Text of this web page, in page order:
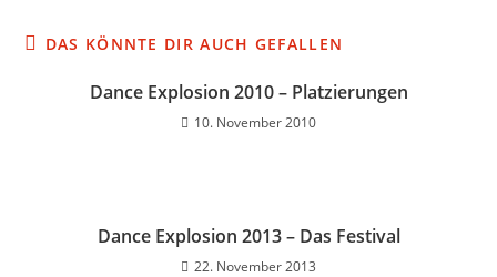
DAS KÖNNTE DIR AUCH GEFALLEN
Dance Explosion 2010 – Platzierungen
10. November 2010
Dance Explosion 2013 – Das Festival
22. November 2013